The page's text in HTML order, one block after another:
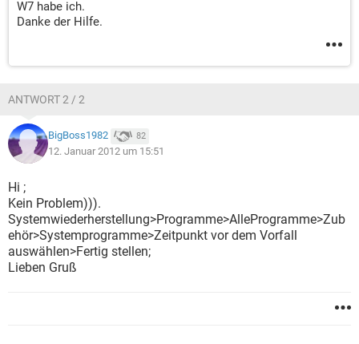
W7 habe ich.
Danke der Hilfe.
ANTWORT 2 / 2
BigBoss1982 82
12. Januar 2012 um 15:51
Hi ;
Kein Problem))).
Systemwiederherstellung>Programme>AlleProgramme>Zub
ehör>Systemprogramme>Zeitpunkt vor dem Vorfall
auswählen>Fertig stellen;
Lieben Gruß